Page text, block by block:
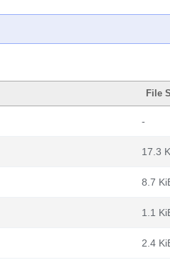
File
-
17.3
8.7
1.1
2.4